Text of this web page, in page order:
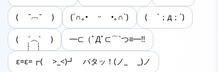
( ˘︹˘ ) (´∩｡• ᵕ •｡∩`) ( ´；д；`)
( ˃̣̣̣̣̣̣︿˂̣̣̣̣̣̣ ) ━⊂（ﾟДﾟ⊂⌒`つ≡━!!
ε=ε=┏( >_<)┛ バタッ！(ノ_ _)ノ